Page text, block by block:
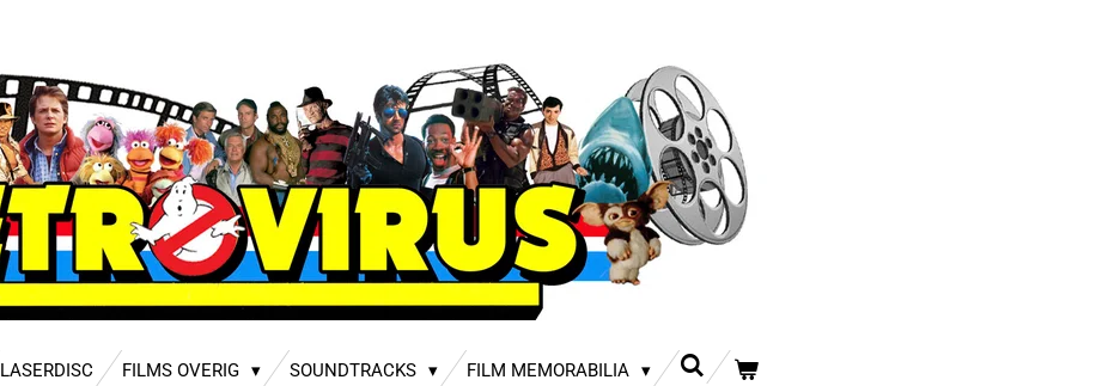
LASERDISC FILMS OVERIG SOUNDTRACKS FILM MEMORABILIA